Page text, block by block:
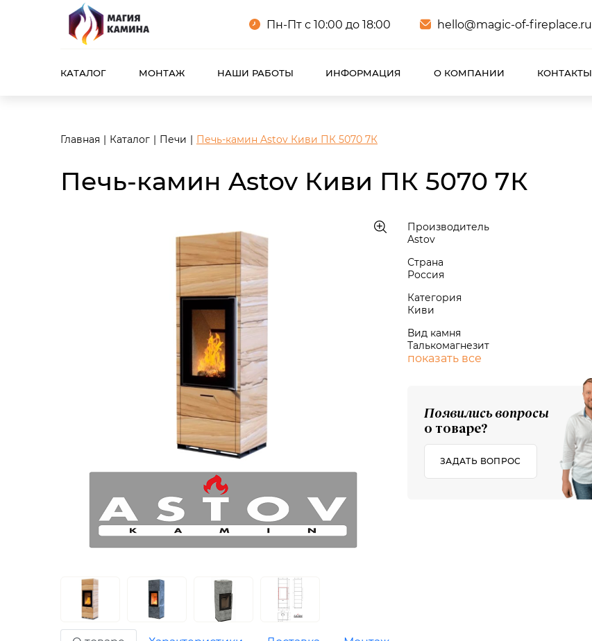
<meta name="robots" content="noindex, follow"/>
Пн-Пт с 10:00 до 18:00
hello@magic-of-fireplace.ru
КАТАЛОГ МОНТАЖ НАШИ РАБОТЫ ИНФОРМАЦИЯ О КОМПАНИИ КОНТАКТЫ
Главная Каталог Печи Печь-камин Astov Киви ПК 5070 7К
Печь-камин Astov Киви ПК 5070 7К
Производитель
Astov
Страна
Россия
Категория
Киви
Вид камня
Талькомагнезит
показать все
Появились вопросы
о товаре?
ЗАДАТЬ ВОПРОС